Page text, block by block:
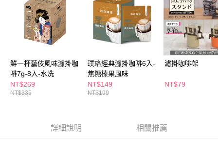
便利好安心！
１．簡單：不需註冊會員、不需綁卡、不需儲值。
２．便利：只要手機號碼，簡訊認證，即可結帳。
３．安心：先確認商品／服務後，再付款。
１．於結帳方式選擇「AFTEE先享後付」後，將跳轉至「AFTEE先享後付」
結帳頁面，進行簡訊認證並確認金額後，即可完成結帳。
２．訂單成立數日內，您將收到繳費通知簡訊。
３．收到繳費通知簡訊後14天內，點擊此簡訊中的連結，可透過四大超商／
ATM／網路銀行／等多元方式進行付款，方視為交易完成。
※ 交易是否成功請以「AFTEE先享後付 」之結帳頁面顯示為準，若有關於
運送方式
全家取貨付款
每筆NT$65，滿NT$390(含以上)免運費
付款後全家取貨
每筆NT$65，滿NT$390(含以上)免運費
萊爾富取貨付款
付款後萊爾富取貨
鮮一杯藝伎風味濾掛咖
啡7g-8入-水洗
NT$269
NT$335
璞珞經典濾掛咖啡6入-
焦糖榛果風味
NT$149
NT$199
濾掛咖啡架
NT$79
詳細說明 相關推薦